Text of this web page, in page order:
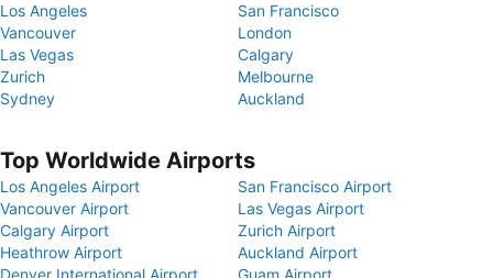
Los Angeles
San Francisco
Vancouver
London
Las Vegas
Calgary
Zurich
Melbourne
Sydney
Auckland
Top Worldwide Airports
Los Angeles Airport
San Francisco Airport
Vancouver Airport
Las Vegas Airport
Calgary Airport
Zurich Airport
Heathrow Airport
Auckland Airport
Denver International Airport
Guam Airport